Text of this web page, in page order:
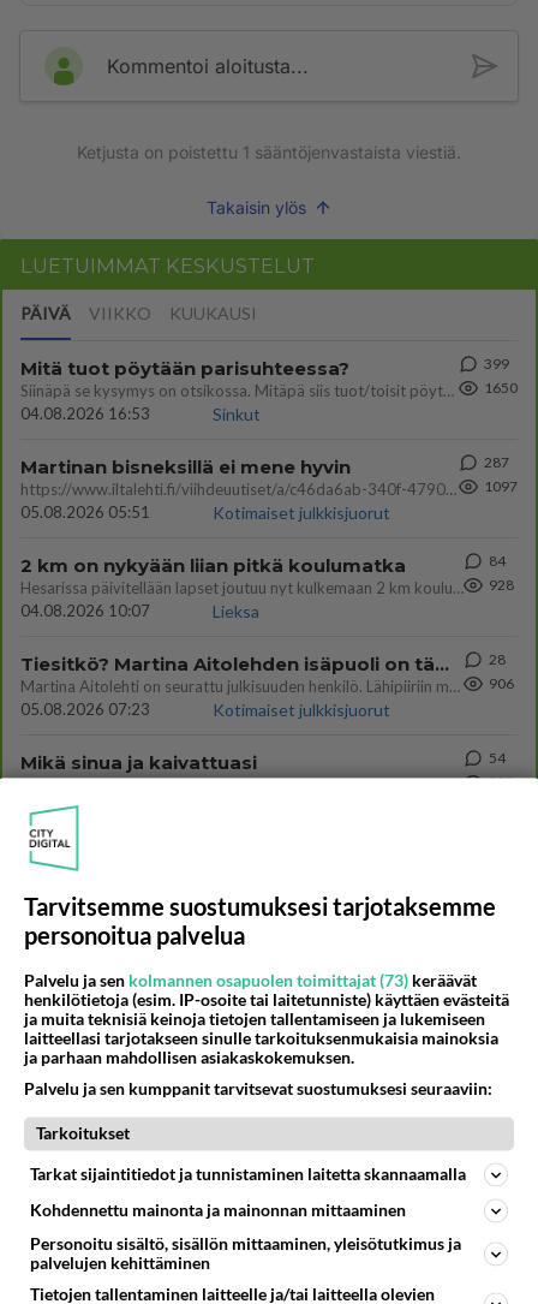
Kommentoi aloitusta...
Ketjusta on poistettu 1 sääntöjenvastaista viestiä.
Takaisin ylös
LUETUIMMAT KESKUSTELUT
PÄIVÄ VIIKKO KUUKAUSI
Mitä tuot pöytään parisuhteessa?
Siinäpä se kysymys on otsikossa. Mitäpä siis tuot/toisit pöytään parisuhteessa? Oletko mies vai nainen? Koetko sen mitä
04.08.2026 16:53
Sinkut
399
1650
Martinan bisneksillä ei mene hyvin
https://www.iltalehti.fi/viihdeuutiset/a/c46da6ab-340f-4790-aaa7-0865eed2336 Yrityksen konkurssihakemus on tullut kärä
05.08.2026 05:51
Kotimaiset julkkisjuorut
287
1097
2 km on nykyään liian pitkä koulumatka
Hesarissa päivitellään lapset joutuu nyt kulkemaan 2 km kouluun jösses. Ruostefillarilla tuo matka menee vaikka miten äk
04.08.2026 10:07
Lieksa
84
928
Tiesitkö? Martina Aitolehden isäpuoli on tämä suosittu laulaja
Martina Aitolehti on seurattu julkisuuden henkilö. Lähipiiriin mahtuu muitakin tunnettuja henkilöitä. Tiesitkö, että Ma
05.08.2026 07:23
Kotimaiset julkkisjuorut
28
906
Mikä sinua ja kaivattuasi
Yhdistää??????
04.08.2026 18:50
54
832
Sinulle mies
04.08.2026 15:01
Ikävä
😇
04.08.2026 18:30
Ikävä
Miia Heikkinen avautui !
04.08.2026 04:27
Voiko meidän välit
Koskaan parantua tästä?
05.08.2026 05:34
Ikävä
65
746
Mitä töitä kaivattusi on tehnyt?
😅
59
Tarvitsemme suostumuksesi tarjotaksemme
personoitua palvelua
Palvelu ja sen kolmannen osapuolen toimittajat (73) keräävät
henkilötietoja (esim. IP-osoite tai laitetunniste) käyttäen evästeitä
ja muita teknisiä keinoja tietojen tallentamiseen ja lukemiseen
laitteellasi tarjotakseen sinulle tarkoituksenmukaisia mainoksia
ja parhaan mahdollisen asiakaskokemuksen.
Palvelu ja sen kumppanit tarvitsevat suostumuksesi seuraaviin:
Tarkoitukset
Tarkat sijaintitiedot ja tunnistaminen laitetta skannaamalla
Kohdennettu mainonta ja mainonnan mittaaminen
Personoitu sisältö, sisällön mittaaminen, yleisötutkimus ja
palvelujen kehittäminen
Tietojen tallentaminen laitteelle ja/tai laitteella olevien